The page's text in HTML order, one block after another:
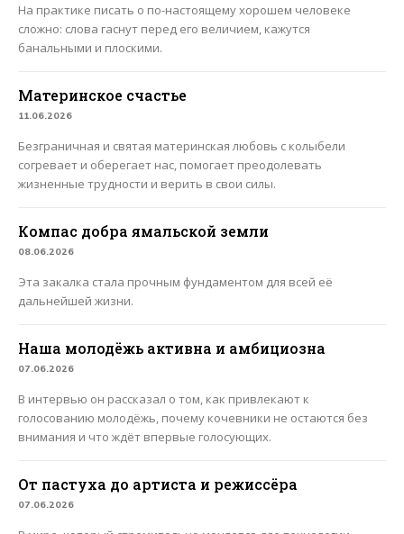
На практике писать о по-настоящему хорошем человеке
сложно: слова гаснут перед его величием, кажутся
банальными и плоскими.
Материнское счастье
11.06.2026
Безграничная и святая материнская любовь с колыбели
согревает и оберегает нас, помогает преодолевать
жизненные трудности и верить в свои силы.
Компас добра ямальской земли
08.06.2026
Эта закалка стала прочным фундаментом для всей её
дальнейшей жизни.
Наша молодёжь активна и амбициозна
07.06.2026
В интервью он рассказал о том, как привлекают к
голосованию молодёжь, почему кочевники не остаются без
внимания и что ждёт впервые голосующих.
От пастуха до артиста и режиссёра
07.06.2026